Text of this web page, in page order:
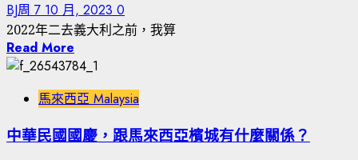
BJ周 7 10 月, 2023 0
2022年二去義大利之前，我算
Read More
馬來西亞 Malaysia
中華民國國慶，跟馬來西亞檳城有什麼關係？